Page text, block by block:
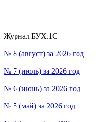
Журнал БУХ.1С
№ 8 (август) за 2026 год
№ 7 (июль) за 2026 год
№ 6 (июнь) за 2026 год
№ 5 (май) за 2026 год